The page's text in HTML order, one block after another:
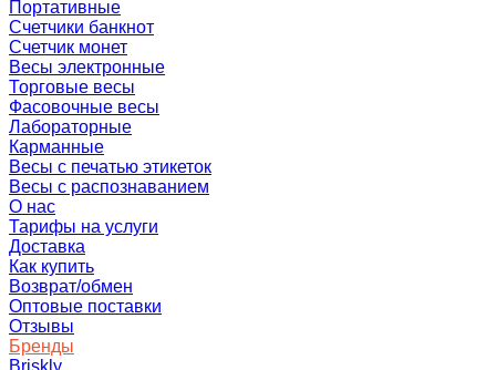
Портативные
Счетчики банкнот
Счетчик монет
Весы электронные
Торговые весы
Фасовочные весы
Лабораторные
Карманные
Весы с печатью этикеток
Весы с распознаванием
О нас
Тарифы на услуги
Доставка
Как купить
Возврат/обмен
Оптовые поставки
Отзывы
Бренды
Briskly